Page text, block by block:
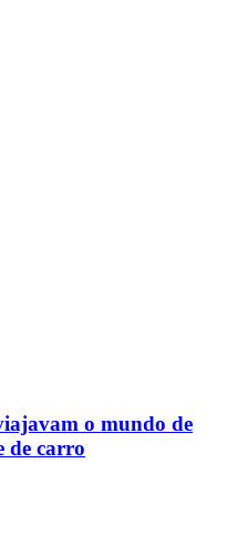
o mundo de
de carro